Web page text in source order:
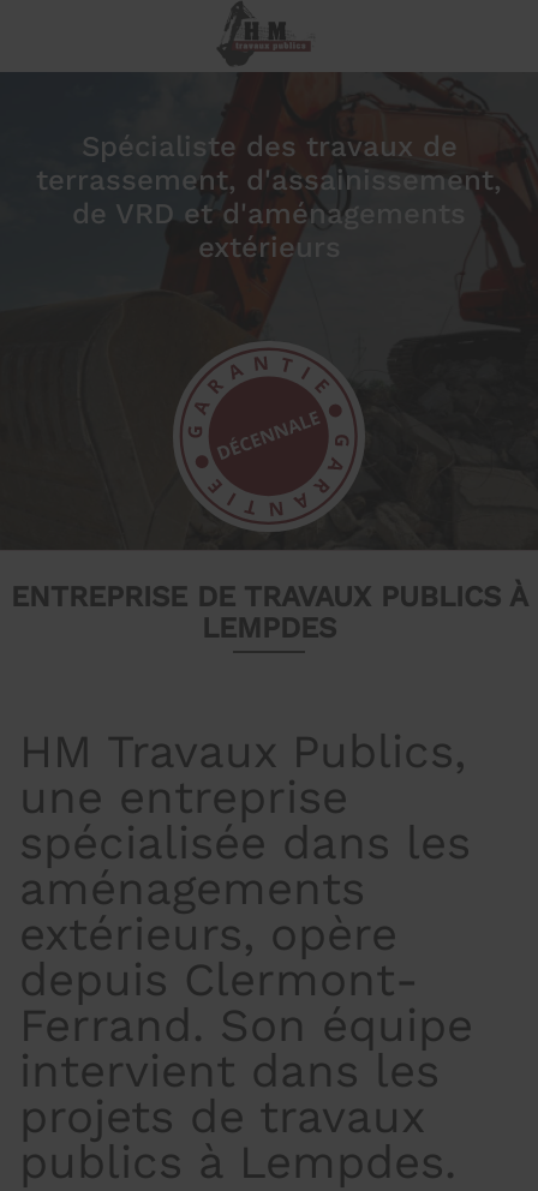
Spécialiste des travaux de
terrassement, d'assainissement,
de VRD et d'aménagements
extérieurs
ENTREPRISE DE TRAVAUX PUBLICS À
LEMPDES
HM Travaux Publics,
une entreprise
spécialisée dans les
aménagements
extérieurs, opère
depuis Clermont-
Ferrand. Son équipe
intervient dans les
projets de travaux
publics à Lempdes.